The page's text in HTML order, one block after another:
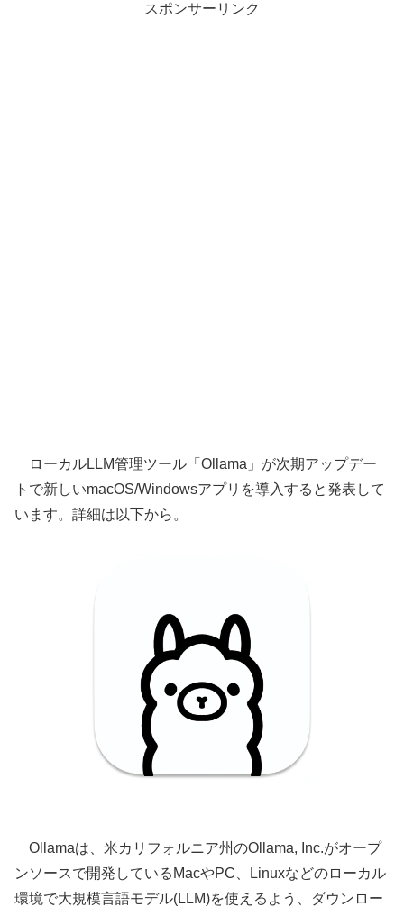
スポンサーリンク
ローカルLLM管理ツール「Ollama」が次期アップデー
トで新しいmacOS/Windowsアプリを導入すると発表して
います。詳細は以下から。
Ollamaは、米カリフォルニア州のOllama, Inc.がオープ
ンソースで開発しているMacやPC、Linuxなどのローカル
環境で大規模言語モデル(LLM)を使えるよう、ダウンロー